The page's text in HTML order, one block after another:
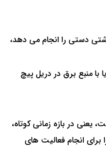
دستی را انجام می دهد،
با منبع برق در دریل پیچ
در بازه زمانی کوتاه،
برای انجام فعالیت های